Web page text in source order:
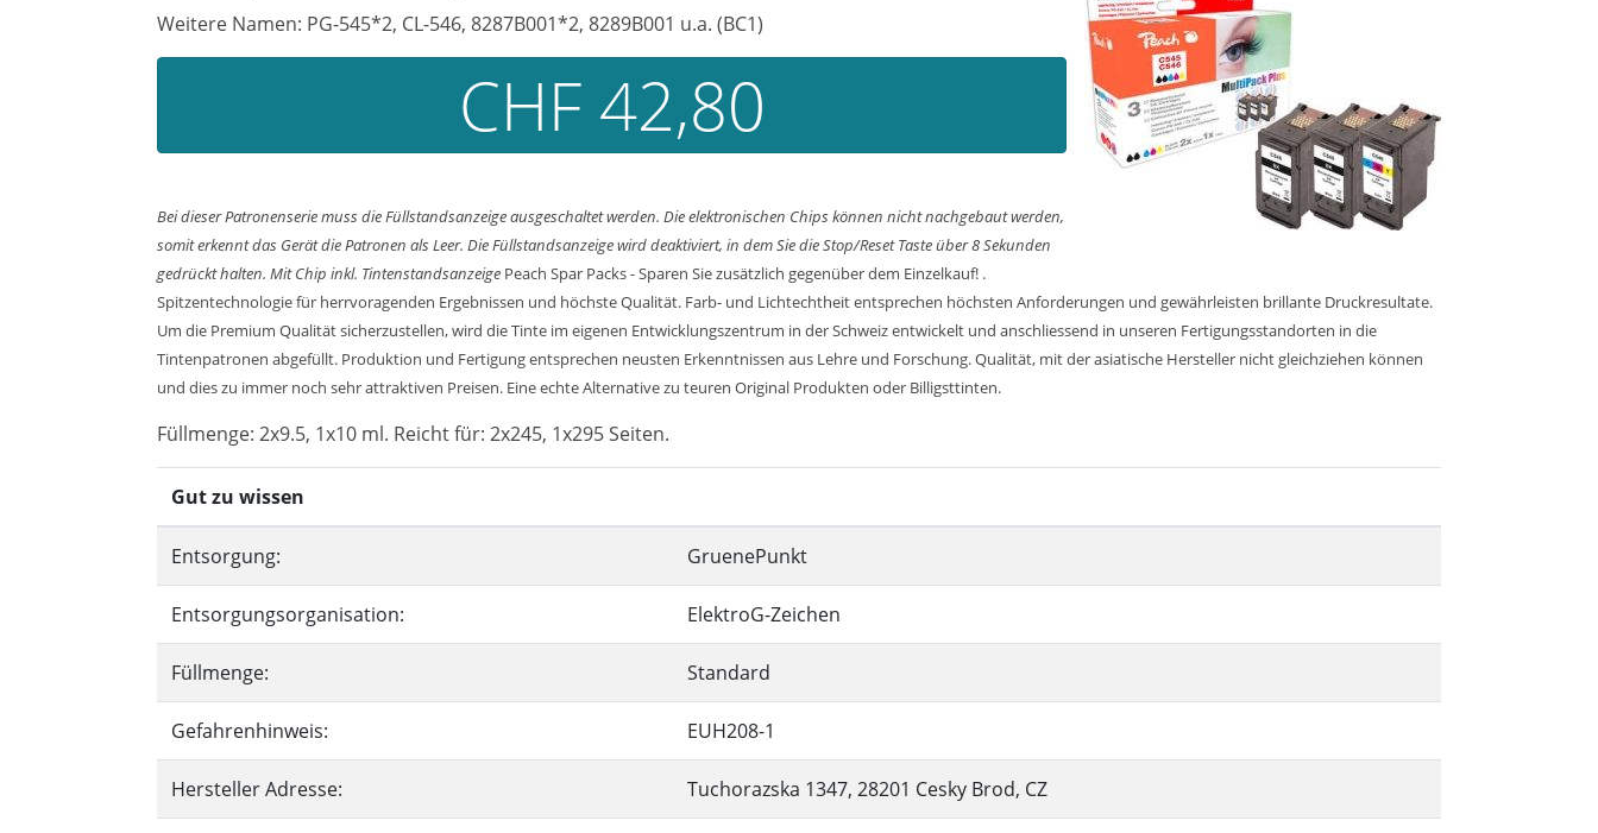
Weitere Namen: PG-545*2, CL-546, 8287B001*2, 8289B001 u.a. (BC1)
CHF 42,80
Bei dieser Patronenserie muss die Füllstandsanzeige ausgeschaltet werden. Die elektronischen Chips können nicht nachgebaut werden,
somit erkennt das Gerät die Patronen als Leer. Die Füllstandsanzeige wird deaktiviert, in dem Sie die Stop/Reset Taste über 8 Sekunden
gedrückt halten. Mit Chip inkl. Tintenstandsanzeige Peach Spar Packs - Sparen Sie zusätzlich gegenüber dem Einzelkauf! .
Spitzentechnologie für herrvoragenden Ergebnissen und höchste Qualität. Farb- und Lichtechtheit entsprechen höchsten Anforderungen und gewährleisten brillante Druckresultate.
Um die Premium Qualität sicherzustellen, wird die Tinte im eigenen Entwicklungszentrum in der Schweiz entwickelt und anschliessend in unseren Fertigungsstandorten in die
Tintenpatronen abgefüllt. Produktion und Fertigung entsprechen neusten Erkenntnissen aus Lehre und Forschung. Qualität, mit der asiatische Hersteller nicht gleichziehen können
und dies zu immer noch sehr attraktiven Preisen. Eine echte Alternative zu teuren Original Produkten oder Billigsttinten.
Füllmenge: 2x9.5, 1x10 ml. Reicht für: 2x245, 1x295 Seiten.
Gut zu wissen
Entsorgung: GruenePunkt
Entsorgungsorganisation: ElektroG-Zeichen
Füllmenge: Standard
Gefahrenhinweis: EUH208-1
Hersteller Adresse: Tuchorazska 1347, 28201 Cesky Brod, CZ